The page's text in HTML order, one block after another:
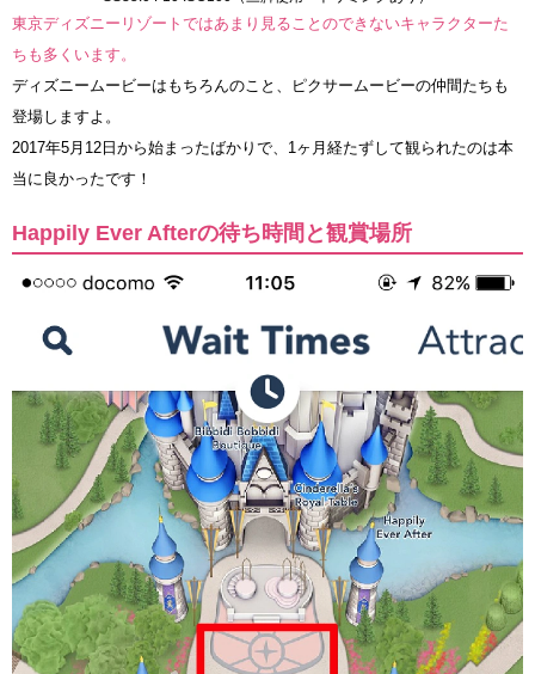
東京ディズニーリゾートではあまり見ることのできないキャラクターた
ちも多くいます。
ディズニームービーはもちろんのこと、ピクサームービーの仲間たちも
登場しますよ。
2017年5月12日から始まったばかりで、1ヶ月経たずして観られたのは本
当に良かったです！
Happily Ever Afterの待ち時間と観賞場所